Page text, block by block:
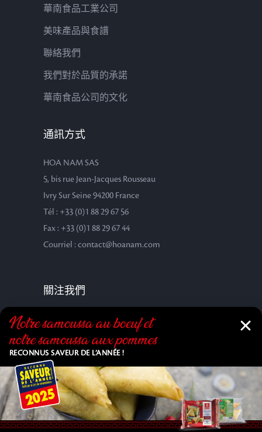
華南食品工業公司
美味產品與食譜
聯絡我們
我們對於品質的承諾
華南食品公司的文化
通訊方式
HOA NAM SAS
5, bis rue Jean-Jacques Rousseau
Ivry Sur Seine 94200 France
Tél : +33 (0)1 88 29 67 56
Fax : +33 (0)1 88 29 67 44
Courriel : contact@hoanam.com
關注我們
Notre samoussa au bœuf et
notre samoussa aux pommes
RECONNUS SAVEUR DE L’ANNÉE !